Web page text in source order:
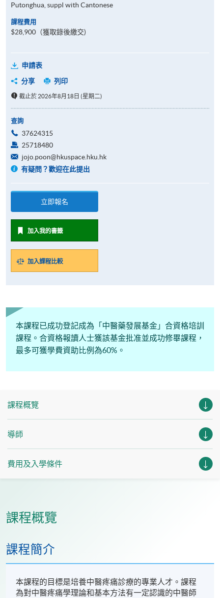
Putonghua, suppl with Cantonese
課程費用
$28,900（獲取錄後繳交)
申請表
分享
列印
截止於 2026年8月18日 (星期二)
查詢
37624315
25718480
jojo.poon@hkuspace.hku.hk
有疑問？歡迎在此提出
立即報名
加入我的書籤
加入課程比較
本課程已成功登記成為「中醫藥發展基金」合資格培訓
課程。合資格報讀人士獲該基金批准並成功修畢課程，
最多可獲學費資助比例為60%。
課程概覽
導師
費用及入學條件
課程概覽
課程簡介
本課程的目標是培養中醫疼痛診療的專業人才。課程
為對中醫疼痛學理論和基本方法有一定認識的中醫師